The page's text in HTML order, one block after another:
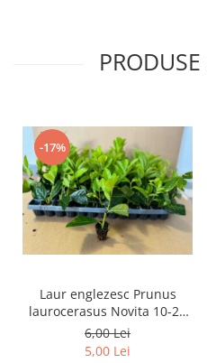
-17%
Laur englezesc Prunus
laurocerasus Novita 10-20
cm
6,00 Lei
5,00 Lei